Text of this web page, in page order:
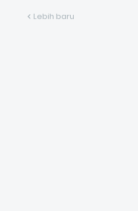
Lebih baru